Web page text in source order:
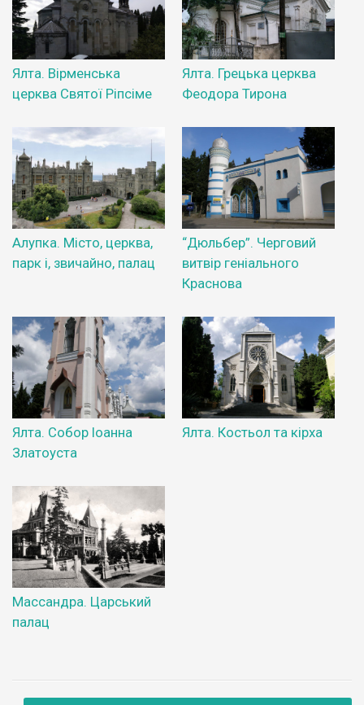
Ялта. Вірменська
церква Святої Ріпсіме
Ялта. Грецька церква
Феодора Тирона
Алупка. Місто, церква,
парк і, звичайно, палац
“Дюльбер”. Черговий
витвір геніального
Краснова
Ялта. Собор Іоанна
Златоуста
Ялта. Костьол та кірха
Массандра. Царський
палац